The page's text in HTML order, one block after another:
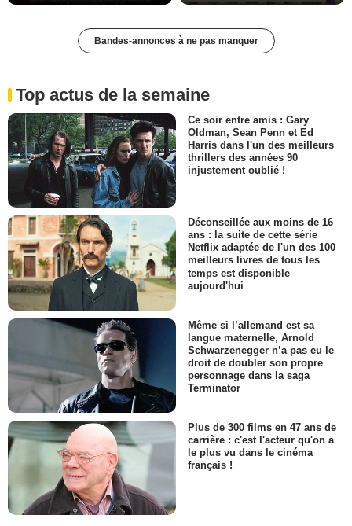
Bandes-annonces à ne pas manquer
Top actus de la semaine
Ce soir entre amis : Gary
Oldman, Sean Penn et Ed
Harris dans l'un des meilleurs
thrillers des années 90
injustement oublié !
Déconseillée aux moins de 16
ans : la suite de cette série
Netflix adaptée de l'un des 100
meilleurs livres de tous les
temps est disponible
aujourd'hui
Même si l’allemand est sa
langue maternelle, Arnold
Schwarzenegger n’a pas eu le
droit de doubler son propre
personnage dans la saga
Terminator
Plus de 300 films en 47 ans de
carrière : c'est l'acteur qu'on a
le plus vu dans le cinéma
français !